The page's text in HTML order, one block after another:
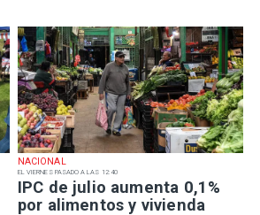
NACIONAL
EL VIERNES PASADO A LAS 12:40
IPC de julio aumenta 0,1%
por alimentos y vivienda